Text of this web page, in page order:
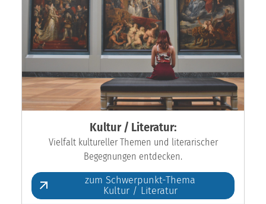
Kultur / Literatur:
Vielfalt kultureller Themen und literarischer
Begegnungen entdecken.
zum Schwerpunkt-Thema
Kultur / Literatur